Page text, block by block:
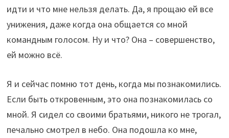
идти и что мне нельзя делать. Да, я прощаю ей все
унижения, даже когда она общается со мной
командным голосом. Ну и что? Она – совершенство,
ей можно всё.
Я и сейчас помню тот день, когда мы познакомились.
Если быть откровенным, это она познакомилась со
мной. Я сидел со своими братьями, никого не трогал,
печально смотрел в небо. Она подошла ко мне,